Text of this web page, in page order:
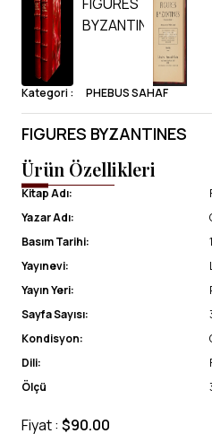
Kategori : PHEBUS SAHAF
FIGURES BYZANTINES
Ürün Özellikleri
Kitap Adı:
Yazar Adı:
Basım Tarihi:
Yayınevi:
Yayın Yeri:
Sayfa Sayısı:
Kondisyon:
Dili:
Ölçü
Fiyat : $90.00